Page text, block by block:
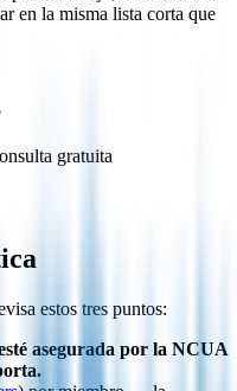
en la misma lista corta que
gratuita
estos tres puntos:
asegurada por la NCUA